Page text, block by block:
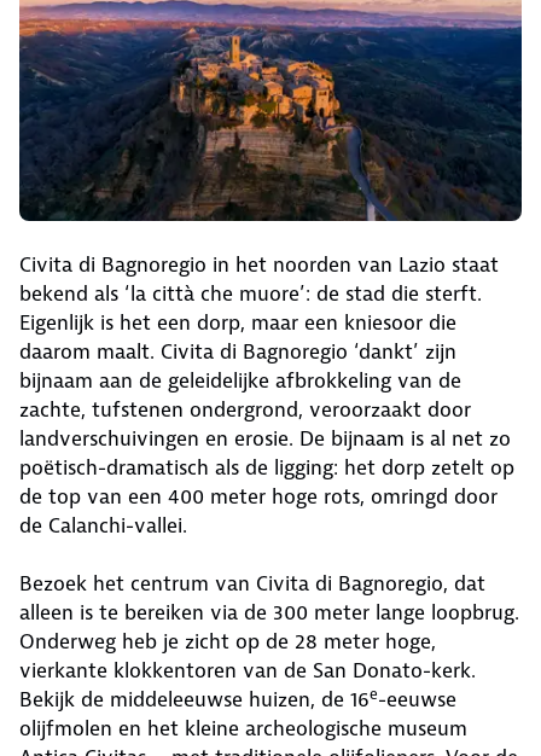
Civita di Bagnoregio in het noorden van Lazio staat
bekend als ‘la città che muore’: de stad die sterft.
Eigenlijk is het een dorp, maar een kniesoor die
daarom maalt. Civita di Bagnoregio ‘dankt’ zijn
bijnaam aan de geleidelijke afbrokkeling van de
zachte, tufstenen ondergrond, veroorzaakt door
landverschuivingen en erosie. De bijnaam is al net zo
poëtisch-dramatisch als de ligging: het dorp zetelt op
de top van een 400 meter hoge rots, omringd door
de Calanchi-vallei.
Bezoek het centrum van Civita di Bagnoregio, dat
alleen is te bereiken via de 300 meter lange loopbrug.
Onderweg heb je zicht op de 28 meter hoge,
vierkante klokkentoren van de San Donato-kerk.
Bekijk de middeleeuwse huizen, de 16e-eeuwse
olijfmolen en het kleine archeologische museum